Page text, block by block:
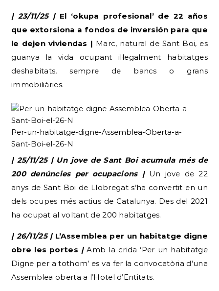
| 23/11/25 |El ‘okupa profesional’ de 22 años
que extorsiona a fondos de inversión para que
le dejen viviendas | Marc, natural de Sant Boi, es
guanya la vida ocupant il·legalment habitatges
deshabitats, sempre de bancs o grans
immobiliàries.
Per-un-habitatge-digne-Assemblea-Oberta-a-
Sant-Boi-el-26-N
| 25/11/25 | Un jove de Sant Boi acumula més de
200 denúncies per ocupacions |Un jove de 22
anys de Sant Boi de Llobregat s’ha convertit en un
dels ocupes més actius de Catalunya. Des del 2021
ha ocupat al voltant de 200 habitatges.
| 26/11/25 | L’Assemblea per un habitatge digne
obre les portes |Amb la crida ‘Per un habitatge
Digne per a tothom’ es va fer la convocatòria d’una
Assemblea oberta a l’Hotel d’Entitats.